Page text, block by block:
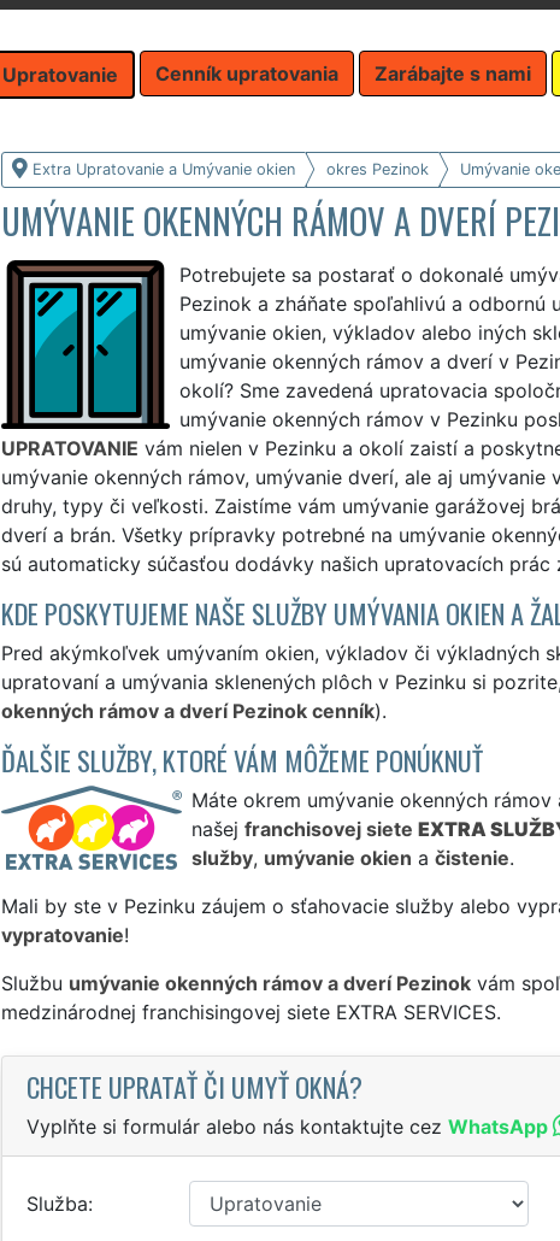
Upratovanie Cenník upratovania Zarábajte s nami
Extra Upratovanie a Umývanie okien okres Pezinok Umývanie
UMÝVANIE OKENNÝCH RÁMOV A DVERÍ
Potrebujete sa postarať o dokonalé
Pezinok a zháňate spoľahlivú a
umývanie okien, výkladov alebo iných
umývanie okenných rámov a dverí v
okolí? Sme zavedená upratovacia
umývanie okenných rámov v Pezinku
UPRATOVANIE vám nielen v Pezinku a okolí zaistí a
umývanie okenných rámov, umývanie dverí, ale aj
druhy, typy či veľkosti. Zaistíme vám umývanie garážovej
dverí a brán. Všetky prípravky potrebné na umývanie
sú automaticky súčasťou dodávky našich upratovacích
KDE POSKYTUJEME NAŠE SLUŽBY UMÝVANIA OKIEN A
Pred akýmkoľvek umývaním okien, výkladov či výkladných
upratovaní a umývania sklenených plôch v Pezinku si
okenných rámov a dverí Pezinok cenník).
ĎALŠIE SLUŽBY, KTORÉ VÁM MÔŽEME PONÚKNUŤ
Máte okrem umývanie okenných
našej franchisovej siete EXTRA
služby, umývanie okien a čistenie.
Mali by ste v Pezinku záujem o sťahovacie služby alebo
vypratovanie!
Službu umývanie okenných rámov a dverí Pezinokvám
medzinárodnej franchisingovej siete EXTRA SERVICES.
CHCETE UPRATAŤ ČI UMYŤ OKNÁ?
Vyplňte si formulár alebo nás kontaktujte cez WhatsApp
Služba